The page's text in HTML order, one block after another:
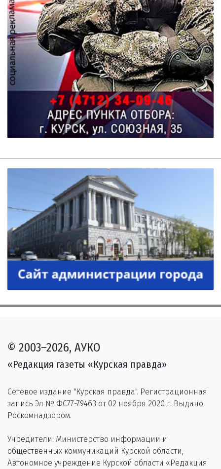
© 2003–2026, АУКО
«Редакция газеты «Курская правда»
Сетевое издание "Курская правда". Регистрационная
запись Эл № ФС77-79463 от 02 ноября 2020 г. Выдано
Роскомнадзором.
Учредители: Министерство информации и
общественных коммуникаций Курской области,
Автономное учреждение Курской области «Редакция